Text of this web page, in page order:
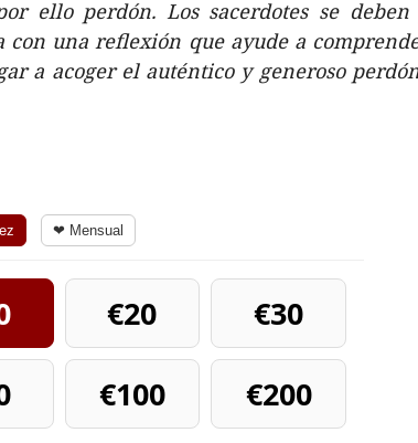
ello perdón. Los sacerdotes se
con una reflexión que ayude a
a acoger el auténtico y generoso
❤ Mensual
€20
€30
€100 €200